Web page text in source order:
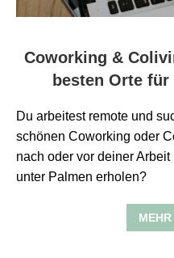
Coworking &
besten Orte
Du arbeitest remote und
schönen Coworking oder
nach oder vor deiner
unter Palmen erholen?